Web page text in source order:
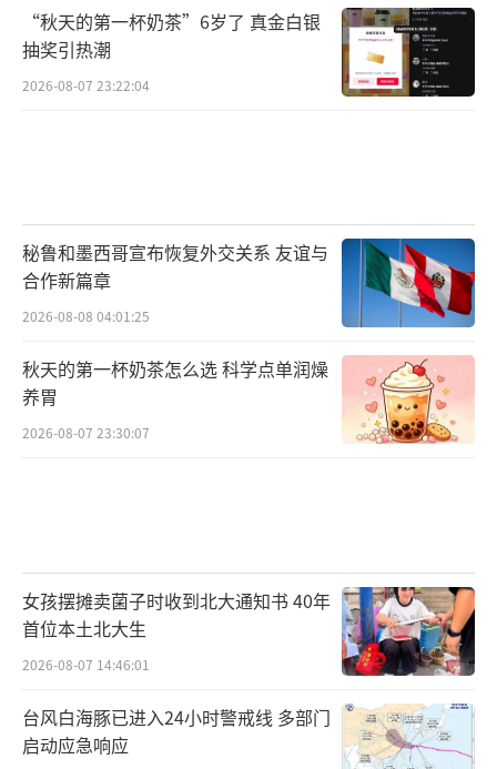
“秋天的第一杯奶茶”6岁了 真金白银
抽奖引热潮
2026-08-07 23:22:04
秘鲁和墨西哥宣布恢复外交关系 友谊与
合作新篇章
2026-08-08 04:01:25
秋天的第一杯奶茶怎么选 科学点单润燥
养胃
2026-08-07 23:30:07
女孩摆摊卖菌子时收到北大通知书 40年
首位本土北大生
2026-08-07 14:46:01
台风白海豚已进入24小时警戒线 多部门
启动应急响应